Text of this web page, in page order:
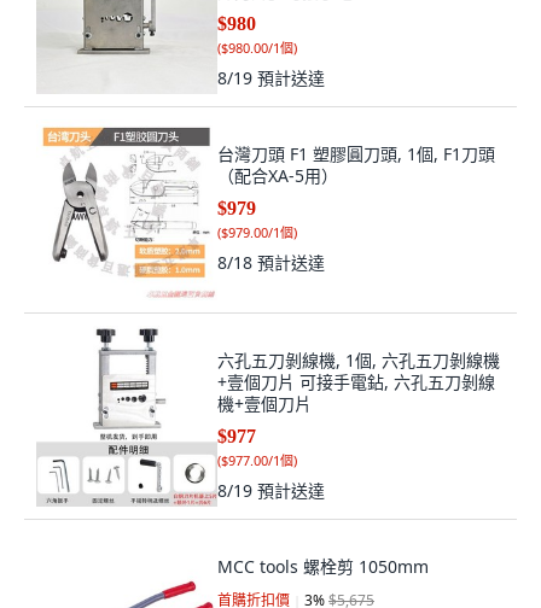
$980
($980.00/1個)
8/19 預計送達
台灣刀頭 F1 塑膠圓刀頭, 1個, F1刀頭
（配合XA-5用）
$979
($979.00/1個)
8/18 預計送達
六孔五刀剝線機, 1個, 六孔五刀剝線機
+壹個刀片 可接手電鉆, 六孔五刀剝線
機+壹個刀片
$977
($977.00/1個)
8/19 預計送達
MCC tools 螺栓剪 1050mm
首購折扣價 3%$5,675